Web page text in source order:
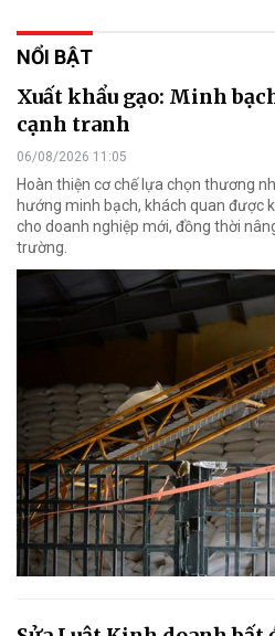
NỔI BẬT
Xuất khẩu gạo: Minh
cạnh tranh
06/08/2026 11:05
Hoàn thiện cơ chế lựa chọn thương
hướng minh bạch, khách quan được
cho doanh nghiệp mới, đồng thời
trường.